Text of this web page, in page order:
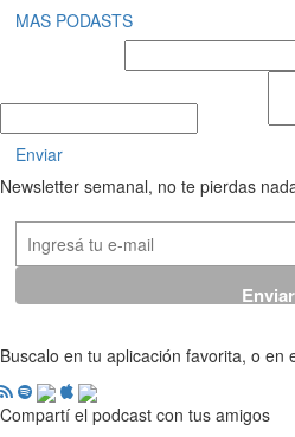
MAS PODASTS
Enviar
Newsletter semanal, no te pierdas
Buscalo en tu aplicación favorita, o en
Compartí el podcast con tus amigos